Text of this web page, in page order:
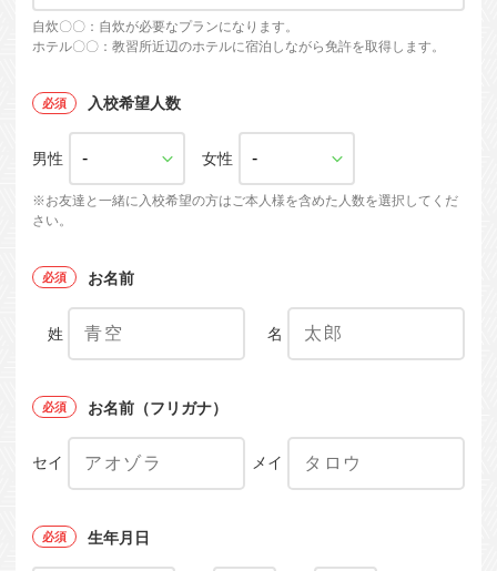
自炊〇〇：自炊が必要なプランになります。
ホテル〇〇：教習所近辺のホテルに宿泊しながら免許を取得します。
入校希望人数
男性 女性
※お友達と一緒に入校希望の方はご本人様を含めた人数を選択してくだ
さい。
お名前
姓 名
お名前（フリガナ）
セイ メイ
生年月日